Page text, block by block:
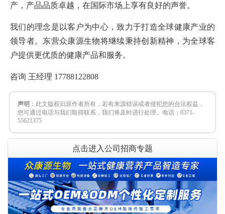
产，产品品质卓越，在国际市场上享有良好的声誉。
我们的理念是以客户为中心，致力于打造全球健康产业的
领导者。东营众康源生物将继续秉持创新精神，为全球客
户提供更优质的健康产品和服务。
咨询 王经理 17788122808
声明 ：此文版权归原作者所有，若有来源错误或者侵犯您的合法权益，
您可通过电话与我们取得联系，我们将及时进行处理。电话：0371-
55621375
点击进入公司招商专题